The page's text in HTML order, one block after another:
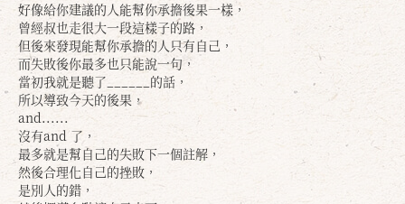
好像給你建議的人能幫你承擔後果一樣，
曾經叔也走很大一段這樣子的路，
但後來發現能幫你承擔的人只有自己，
而失敗後你最多也只能說一句，
當初我就是聽了______的話，
所以導致今天的後果，
and......
沒有and 了，
最多就是幫自己的失敗下一個註解，
然後合理化自己的挫敗，
是別人的錯，